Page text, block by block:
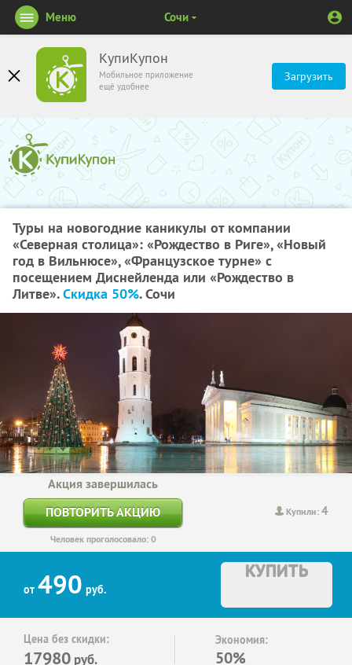
КупиКупон
Мобильное приложение
ещё удобнее
Загрузить
Меню Сочи
Туры на новогодние каникулы от компании
«Северная столица»: «Рождество в Риге», «Новый
год в Вильнюсе», «Французское турне» с
посещением Диснейленда или «Рождество в
Литве».Скидка 50%. Сочи
Купили:4
Акция завершилась
ПОВТОРИТЬ АКЦИЮ
Человек проголосовало: 0
от 490 руб.
КУПИТЬ
Цена без скидки:
17980 руб.
Экономия:
50%